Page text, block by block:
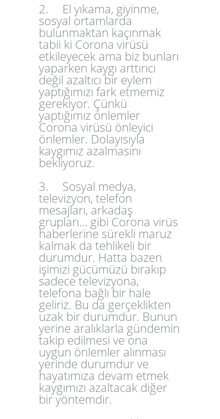
2.
El yıkama, giyinme,
sosyal ortamlarda
bulunmaktan kaçınmak
tabii ki Corona virüsü
etkileyecek ama biz bunları
yaparken kaygı arttırıcı
değil azaltıcı bir eylem
yaptığımızı fark etmemiz
gerekiyor. Çünkü
yaptığımız önlemler
Corona virüsü önleyici
önlemler. Dolayısıyla
kaygımız azalmasını
bekliyoruz.
3.
Sosyal medya,
televizyon, telefon
mesajları, arkadaş
grupları… gibi Corona virüs
haberlerine sürekli maruz
kalmak da tehlikeli bir
durumdur. Hatta bazen
işimizi gücümüzü bırakıp
sadece televizyona,
telefona bağlı bir hale
geliriz. Bu da gerçeklikten
uzak bir durumdur. Bunun
yerine aralıklarla gündemin
takip edilmesi ve ona
uygun önlemler alınması
yerinde durumdur ve
hayatımıza devam etmek
kaygımızı azaltacak diğer
bir yöntemdir.